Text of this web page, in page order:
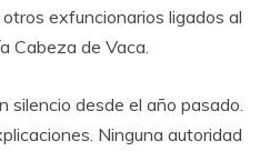
exfuncionarios ligados al
Cabeza de Vaca.
silencio desde el año pasado.
Ninguna autoridad